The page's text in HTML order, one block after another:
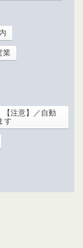
業
【注意】／自動
す